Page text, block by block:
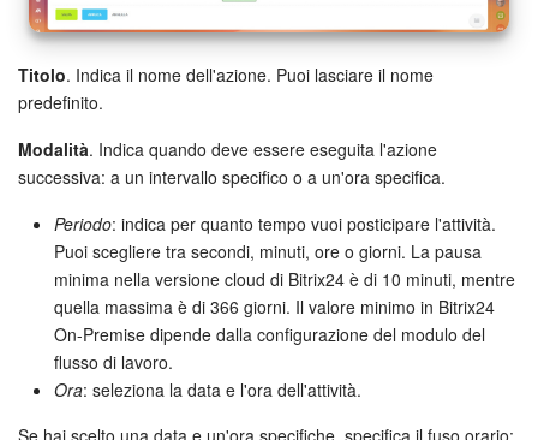
Titolo. Indica il nome dell'azione. Puoi lasciare il nome
predefinito.
Modalità. Indica quando deve essere eseguita l'azione
successiva: a un intervallo specifico o a un'ora specifica.
Periodo: indica per quanto tempo vuoi posticipare l'attività.
Puoi scegliere tra secondi, minuti, ore o giorni. La pausa
minima nella versione cloud di Bitrix24 è di 10 minuti, mentre
quella massima è di 366 giorni. Il valore minimo in Bitrix24
On-Premise dipende dalla configurazione del modulo del
flusso di lavoro.
Ora: seleziona la data e l'ora dell'attività.
Se hai scelto una data e un'ora specifiche, specifica il fuso orario: